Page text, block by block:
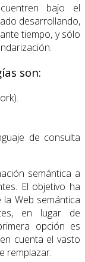
bajo el
desarrollando,
tiempo, y sólo
son:
de consulta
semántica a
El objetivo ha
Web semántica
en lugar de
opción es
cuenta el vasto
remplazar.